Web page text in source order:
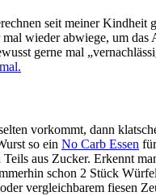
seit meiner
wieder abwiege, um
gerne mal
vorkommt, dann
so ein No Carb Essen
aus Zucker. Erkennt
schon 2 Stück
vergleichbarem fiesen